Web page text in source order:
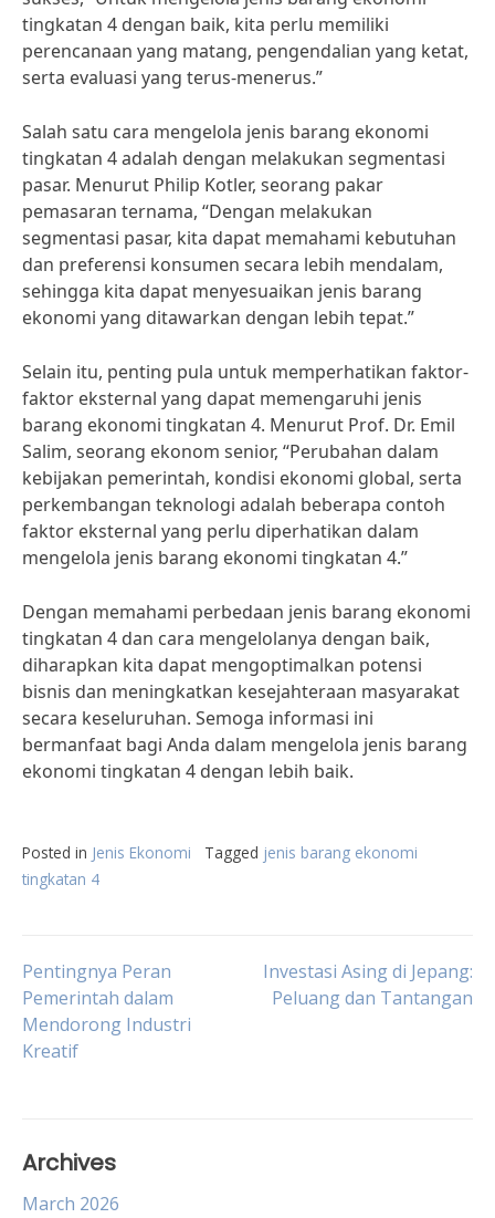
tingkatan 4 dengan baik, kita perlu memiliki
perencanaan yang matang, pengendalian yang ketat,
serta evaluasi yang terus-menerus.”
Salah satu cara mengelola jenis barang ekonomi
tingkatan 4 adalah dengan melakukan segmentasi
pasar. Menurut Philip Kotler, seorang pakar
pemasaran ternama, “Dengan melakukan
segmentasi pasar, kita dapat memahami kebutuhan
dan preferensi konsumen secara lebih mendalam,
sehingga kita dapat menyesuaikan jenis barang
ekonomi yang ditawarkan dengan lebih tepat.”
Selain itu, penting pula untuk memperhatikan faktor-
faktor eksternal yang dapat memengaruhi jenis
barang ekonomi tingkatan 4. Menurut Prof. Dr. Emil
Salim, seorang ekonom senior, “Perubahan dalam
kebijakan pemerintah, kondisi ekonomi global, serta
perkembangan teknologi adalah beberapa contoh
faktor eksternal yang perlu diperhatikan dalam
mengelola jenis barang ekonomi tingkatan 4.”
Dengan memahami perbedaan jenis barang ekonomi
tingkatan 4 dan cara mengelolanya dengan baik,
diharapkan kita dapat mengoptimalkan potensi
bisnis dan meningkatkan kesejahteraan masyarakat
secara keseluruhan. Semoga informasi ini
bermanfaat bagi Anda dalam mengelola jenis barang
ekonomi tingkatan 4 dengan lebih baik.
Posted in Jenis Ekonomi Tagged jenis barang ekonomi
tingkatan 4
Post
navigation
Pentingnya Peran
Pemerintah dalam
Mendorong Industri
Kreatif
Investasi Asing di Jepang:
Peluang dan Tantangan
Archives
March 2026